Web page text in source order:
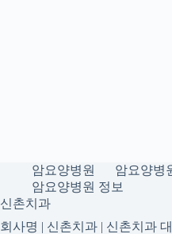
암요양병원
암요양병
암요양병원 정보
신촌치과
회사명 | 신촌치과 | 신촌치과